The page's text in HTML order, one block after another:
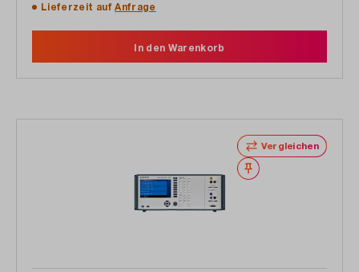
Lieferzeit aufAnfrage
In den Warenkorb
Vergleichen
Merken